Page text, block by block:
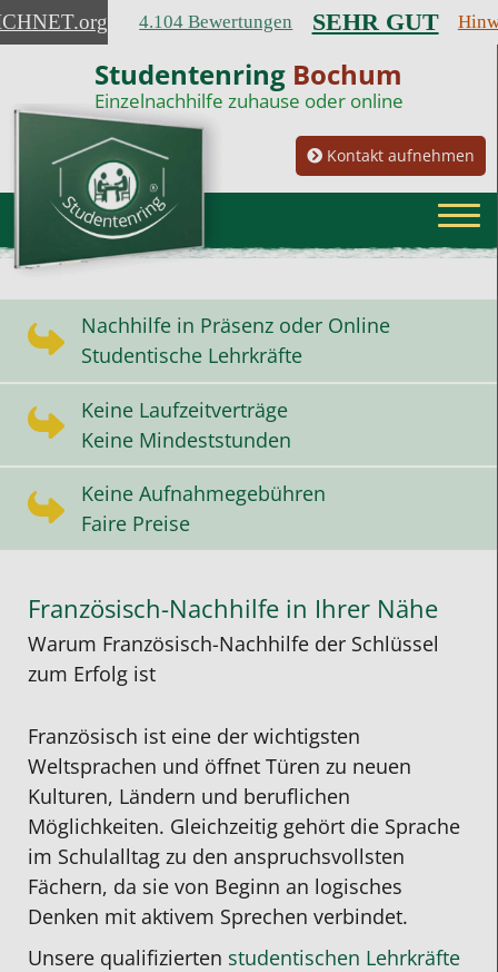
.org 4.104 Bewertungen SEHR GUT
Studentenring Bochum
Einzelnachhilfe zuhause oder online
Kontakt aufnehmen
Nachhilfe in Präsenz oder Online
Studentische Lehrkräfte
Keine Laufzeitverträge
Keine Mindeststunden
Keine Aufnahmegebühren
Faire Preise
Französisch-Nachhilfe in Ihrer Nähe
Warum Französisch-Nachhilfe der Schlüssel
zum Erfolg ist
Französisch ist eine der wichtigsten
Weltsprachen und öffnet Türen zu neuen
Kulturen, Ländern und beruflichen
Möglichkeiten. Gleichzeitig gehört die Sprache
im Schulalltag zu den anspruchsvollsten
Fächern, da sie von Beginn an logisches
Denken mit aktivem Sprechen verbindet.
Unsere qualifizierten studentischen Lehrkräfte